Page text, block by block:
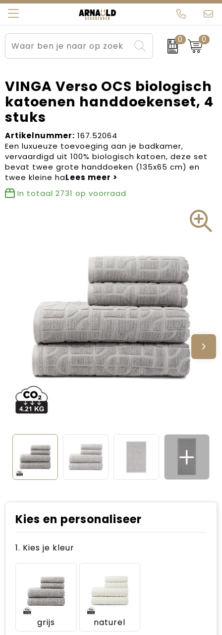
0 0
Relatiegeschenken
Sportkleding
Werkkleding
Tassen
Beurs en Evenementen
Brievenbuspakketten
Carnaval
Kerstartikelen
Kerstpakketten
Kraamcadeaus
Voetbal, EK en WK
Voor de bouw
Zomergeschenken
Zomerpakketten
Arnauld Kerstpakketten
MijnEigenKadootje
Ons team
Contact
Blogs
VINGA Verso OCS biologisch
katoenen handdoekenset, 4
stuks
Artikelnummer: 167.52064
Een luxueuze toevoeging aan je badkamer,
vervaardigd uit 100% biologisch katoen, deze set
bevat twee grote handdoeken (135x65 cm) en
twee kleine ha
In totaal 2731 op voorraad
Kies en personaliseer
1. Kies je kleur
grijs naturel